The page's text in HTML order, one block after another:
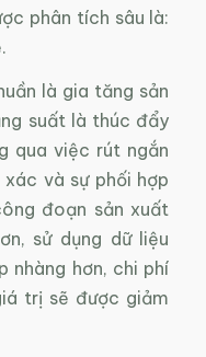
phân tích sâu là:
là gia tăng sản
suất là thúc đẩy
qua việc rút ngắn
và sự phối hợp
đoạn sản xuất
sử dụng dữ liệu
nhàng hơn, chi phí
trị sẽ được giảm